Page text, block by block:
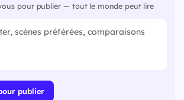
pour publier — tout le monde peut lire
publier